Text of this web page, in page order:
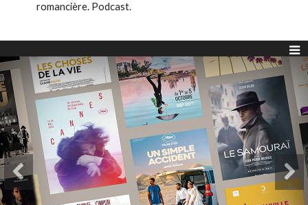
romancière. Podcast.